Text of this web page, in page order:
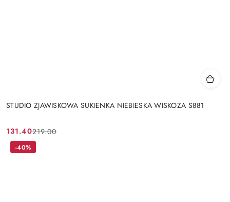
STUDIO ZJAWISKOWA SUKIENKA NIEBIESKA WISKOZA S881
Cena
promocyjna:
131.40
Cena
przed
219.00
-40%